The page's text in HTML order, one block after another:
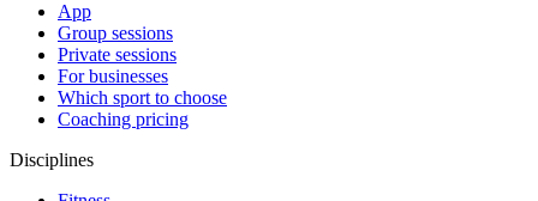
App
Group sessions
Private sessions
For businesses
Which sport to choose
Coaching pricing
Disciplines